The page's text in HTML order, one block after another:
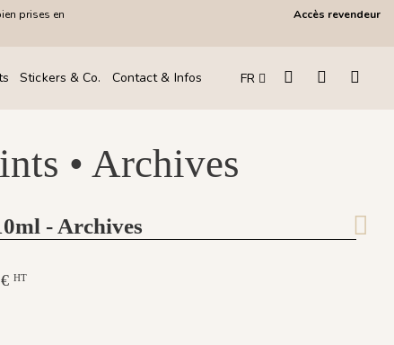
prises en
Accès revendeur
Stickers & Co. Contact & Infos FR
• Archives
- Archives
HT